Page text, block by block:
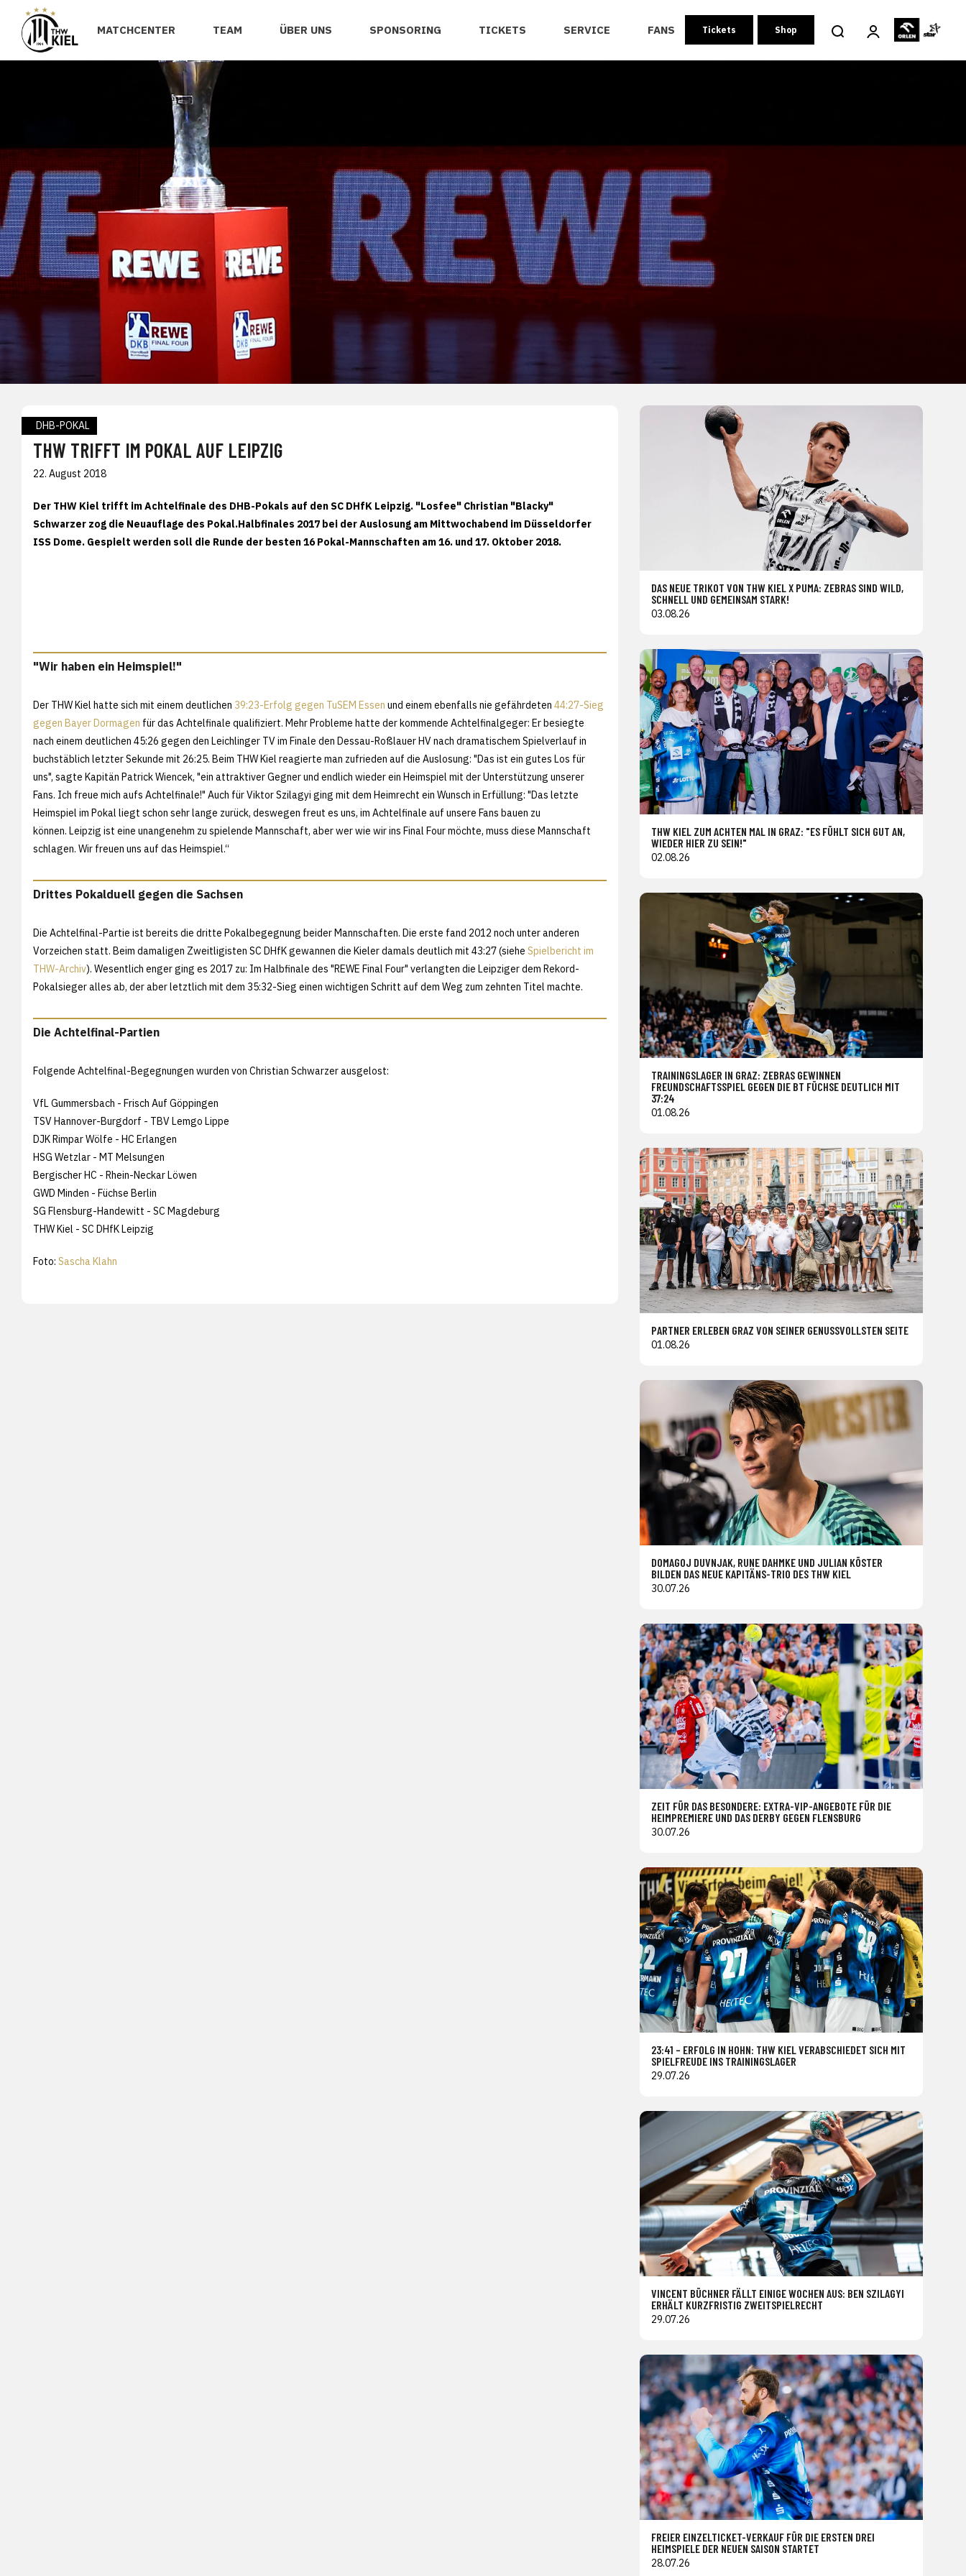
MATCHCENTER TEAM ÜBER UNS SPONSORING TICKETS SERVICE FANS Tickets Shop
DHB-POKAL
THW TRIFFT IM POKAL AUF LEIPZIG
22. August 2018
Der THW Kiel trifft im Achtelfinale des DHB-Pokals auf den SC DHfK Leipzig. "Losfee" Christian "Blacky"
Schwarzer zog die Neuauflage des Pokal.Halbfinales 2017 bei der Auslosung am Mittwochabend im Düsseldorfer
ISS Dome. Gespielt werden soll die Runde der besten 16 Pokal-Mannschaften am 16. und 17. Oktober 2018.
"Wir haben ein Heimspiel!"
Der THW Kiel hatte sich mit einem deutlichen 39:23-Erfolg gegen TuSEM Essen und einem ebenfalls nie gefährdeten 44:27-Sieg
gegen Bayer Dormagen für das Achtelfinale qualifiziert. Mehr Probleme hatte der kommende Achtelfinalgeger: Er besiegte
nach einem deutlichen 45:26 gegen den Leichlinger TV im Finale den Dessau-Roßlauer HV nach dramatischem Spielverlauf in
buchstäblich letzter Sekunde mit 26:25. Beim THW Kiel reagierte man zufrieden auf die Auslosung: "Das ist ein gutes Los für
uns", sagte Kapitän Patrick Wiencek, "ein attraktiver Gegner und endlich wieder ein Heimspiel mit der Unterstützung unserer
Fans. Ich freue mich aufs Achtelfinale!" Auch für Viktor Szilagyi ging mit dem Heimrecht ein Wunsch in Erfüllung: "Das letzte
Heimspiel im Pokal liegt schon sehr lange zurück, deswegen freut es uns, im Achtelfinale auf unsere Fans bauen zu
können. Leipzig ist eine unangenehm zu spielende Mannschaft, aber wer wie wir ins Final Four möchte, muss diese Mannschaft
schlagen. Wir freuen uns auf das Heimspiel.“
Drittes Pokalduell gegen die Sachsen
Die Achtelfinal-Partie ist bereits die dritte Pokalbegegnung beider Mannschaften. Die erste fand 2012 noch unter anderen
Vorzeichen statt. Beim damaligen Zweitligisten SC DHfK gewannen die Kieler damals deutlich mit 43:27 (siehe Spielbericht im
THW-Archiv). Wesentlich enger ging es 2017 zu: Im Halbfinale des "REWE Final Four" verlangten die Leipziger dem Rekord-
Pokalsieger alles ab, der aber letztlich mit dem 35:32-Sieg einen wichtigen Schritt auf dem Weg zum zehnten Titel machte.
Die Achtelfinal-Partien
Folgende Achtelfinal-Begegnungen wurden von Christian Schwarzer ausgelost:
VfL Gummersbach - Frisch Auf Göppingen
TSV Hannover-Burgdorf - TBV Lemgo Lippe
DJK Rimpar Wölfe - HC Erlangen
HSG Wetzlar - MT Melsungen
Bergischer HC - Rhein-Neckar Löwen
GWD Minden - Füchse Berlin
SG Flensburg-Handewitt - SC Magdeburg
THW Kiel - SC DHfK Leipzig
Foto: Sascha Klahn
DAS NEUE TRIKOT VON THW KIEL X PUMA: ZEBRAS SIND WILD,
SCHNELL UND GEMEINSAM STARK!
03.08.26
THW KIEL ZUM ACHTEN MAL IN GRAZ: "ES FÜHLT SICH GUT AN,
WIEDER HIER ZU SEIN!"
02.08.26
TRAININGSLAGER IN GRAZ: ZEBRAS GEWINNEN
FREUNDSCHAFTSSPIEL GEGEN DIE BT FÜCHSE DEUTLICH MIT
37:24
01.08.26
PARTNER ERLEBEN GRAZ VON SEINER GENUSSVOLLSTEN SEITE
01.08.26
DOMAGOJ DUVNJAK, RUNE DAHMKE UND JULIAN KÖSTER
BILDEN DAS NEUE KAPITÄNS-TRIO DES THW KIEL
30.07.26
ZEIT FÜR DAS BESONDERE: EXTRA-VIP-ANGEBOTE FÜR DIE
HEIMPREMIERE UND DAS DERBY GEGEN FLENSBURG
30.07.26
23:41 – ERFOLG IN HOHN: THW KIEL VERABSCHIEDET SICH MIT
SPIELFREUDE INS TRAININGSLAGER
29.07.26
VINCENT BÜCHNER FÄLLT EINIGE WOCHEN AUS: BEN SZILAGYI
ERHÄLT KURZFRISTIG ZWEITSPIELRECHT
29.07.26
FREIER EINZELTICKET-VERKAUF FÜR DIE ERSTEN DREI
HEIMSPIELE DER NEUEN SAISON STARTET
28.07.26